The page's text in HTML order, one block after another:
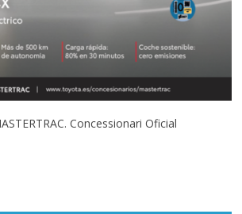
Concessionari Oficial